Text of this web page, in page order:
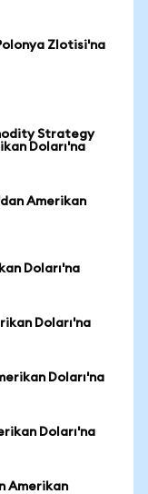
Zlotisi'na
Strategy
Doları'na
Amerikan
Doları'na
Doları'na
Doları'na
Doları'na
Amerikan